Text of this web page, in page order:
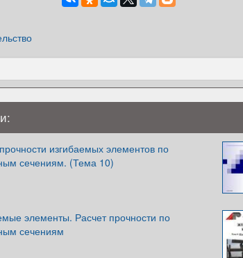
изгибаемых элементов по
сечениям. (Тема 10)
элементы. Расчет прочности по
сечениям